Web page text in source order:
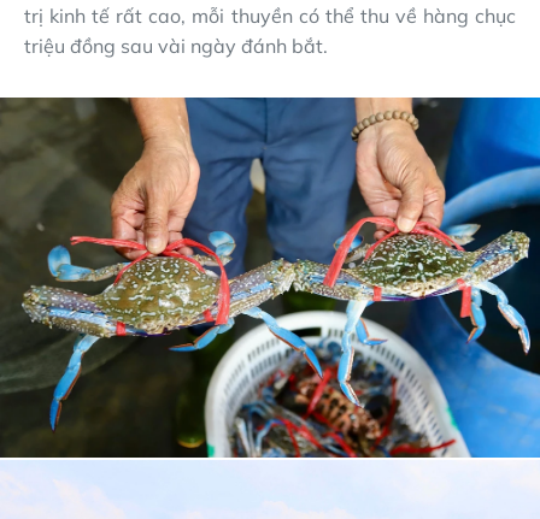
trị kinh tế rất cao, mỗi thuyền có thể thu về hàng chục
triệu đồng sau vài ngày đánh bắt.